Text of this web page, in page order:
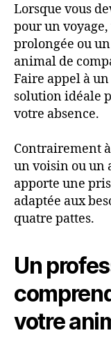
Lorsque vous
pour un
prolongée ou
animal de
Faire appel à
solution idéale
votre absence.
Contrairement
un voisin ou un
apporte une
adaptée aux
quatre pattes.
Un
votre